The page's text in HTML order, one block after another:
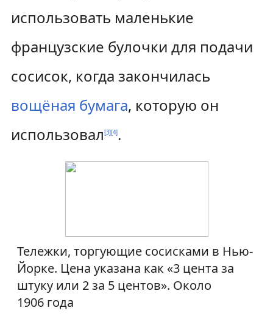
использовать маленькие
французские булочки для подачи
сосисок, когда закончилась
вощёная бумага, которую он
использовал[3][4].
Тележки, торгующие сосисками в Нью-
Йорке. Цена указана как «3 цента за
штуку или 2 за 5 центов». Около
1906 года